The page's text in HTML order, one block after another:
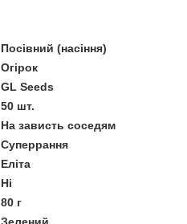
Посівний (насіння)
Огірок
GL Seeds
50 шт.
На зависть соседям
Суперрання
Еліта
Ні
80 г
Зелений